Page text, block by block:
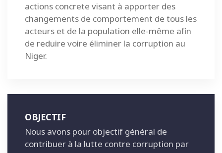
actions concrete visant à apporter des
changements de comportement de tous les
acteurs et de la population elle-même afin
de reduire voire éliminer la corruption au
Niger.
OBJECTIF
Nous avons pour objectif général de
contribuer à la lutte contre corruption par